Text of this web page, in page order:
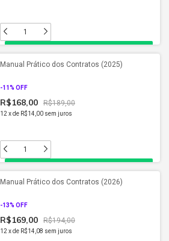
Manual Prático dos Contratos (2025)
-11% OFF
R$168,00 R$189,00
12 xde R$14,00 sem juros
Manual Prático dos Contratos (2026)
-13% OFF
R$169,00 R$194,00
12 xde R$14,08 sem juros